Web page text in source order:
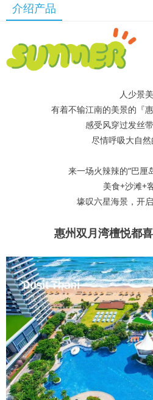
介绍产品
人少景美
有着不输江南的美景的『
感受风穿过发丝
尽情呼吸大自
来一场火辣辣的“巴厘
美食+沙滩+
壕叹六星海景，开
惠州双月湾檀悦都